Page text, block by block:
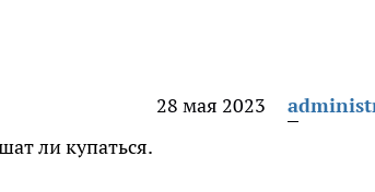
28 мая 2023
ли купаться.